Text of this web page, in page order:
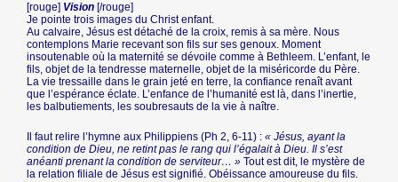
[rouge] Vision [/rouge]
Je pointe trois images du Christ enfant.
Au calvaire, Jésus est détaché de la croix, remis à sa mère. Nous
contemplons Marie recevant son fils sur ses genoux. Moment
insoutenable où la maternité se dévoile comme à Bethleem. L’enfant, le
fils, objet de la tendresse maternelle, objet de la miséricorde du Père.
La vie tressaille dans le grain jeté en terre, la confiance renaît avant
que l’espérance éclate. L’enfance de l’humanité est là, dans l’inertie,
les balbutiements, les soubresauts de la vie à naître.
Il faut relire l’hymne aux Philippiens (Ph 2, 6-11) :« Jésus, ayant la
condition de Dieu, ne retint pas le rang qui l’égalait à Dieu. Il s’est
anéanti prenant la condition de serviteur… » Tout est dit, le mystère de
la relation filiale de Jésus est signifié. Obéissance amoureuse du fils.